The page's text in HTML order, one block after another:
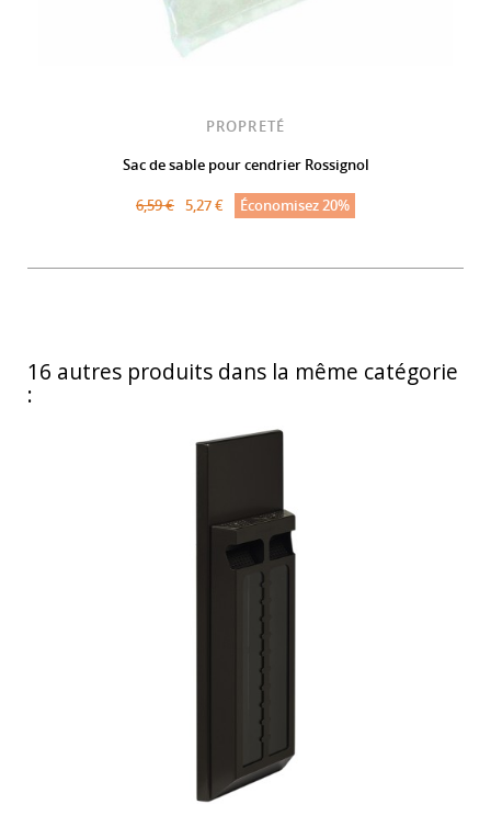
PROPRETÉ
Sac de sable pour cendrier Rossignol
6,59 € 5,27 € Économisez 20%
16 autres produits dans la même catégorie
: